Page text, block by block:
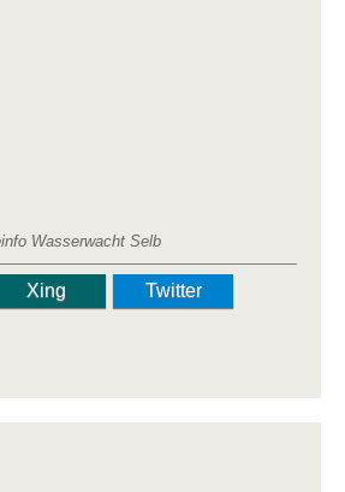
Wasserwacht Selb
Xing
Twitter